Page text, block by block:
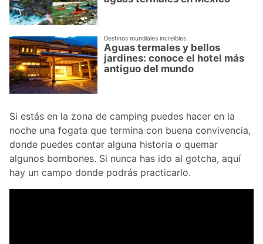
Destinos mundiales increíbles
Aguas termales y bellos
jardines: conoce el hotel más
antiguo del mundo
Si estás en la zona de camping puedes hacer en la
noche una fogata que termina con buena convivencia,
donde puedes contar alguna historia o quemar
algunos bombones. Si nunca has ido al gotcha, aquí
hay un campo donde podrás practicarlo.